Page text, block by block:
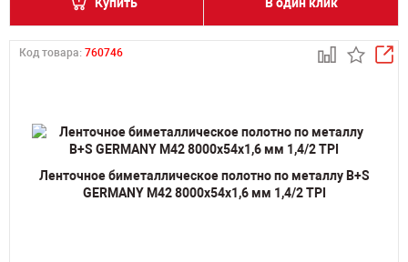
Код товара: 760746
Ленточное биметаллическое полотно по металлу B+S
GERMANY M42 8000х54х1,6 мм 1,4/2 TPI